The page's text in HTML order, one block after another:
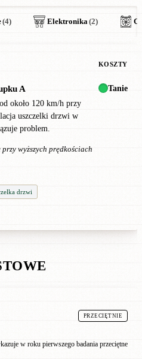
(4) Elektronika (2)
KOSZTY
A
około 120 km/h przy
uszczelki drzwi w
problem.
wyższych prędkościach
drzwi
Tanie
PRZECIĘTNIE
w roku pierwszego badania przeciętne